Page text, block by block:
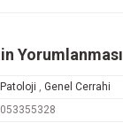
Yorumlanması
Patoloji , Genel Cerrahi